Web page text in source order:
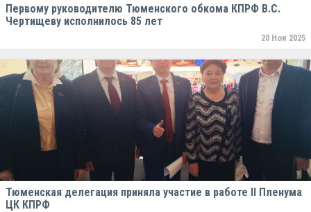
Первому руководителю Тюменского обкома КПРФ В.С.
Чертищеву исполнилось 85 лет
20 Ноя 2025
Тюменская делегация приняла участие в работе II Пленума
ЦК КПРФ